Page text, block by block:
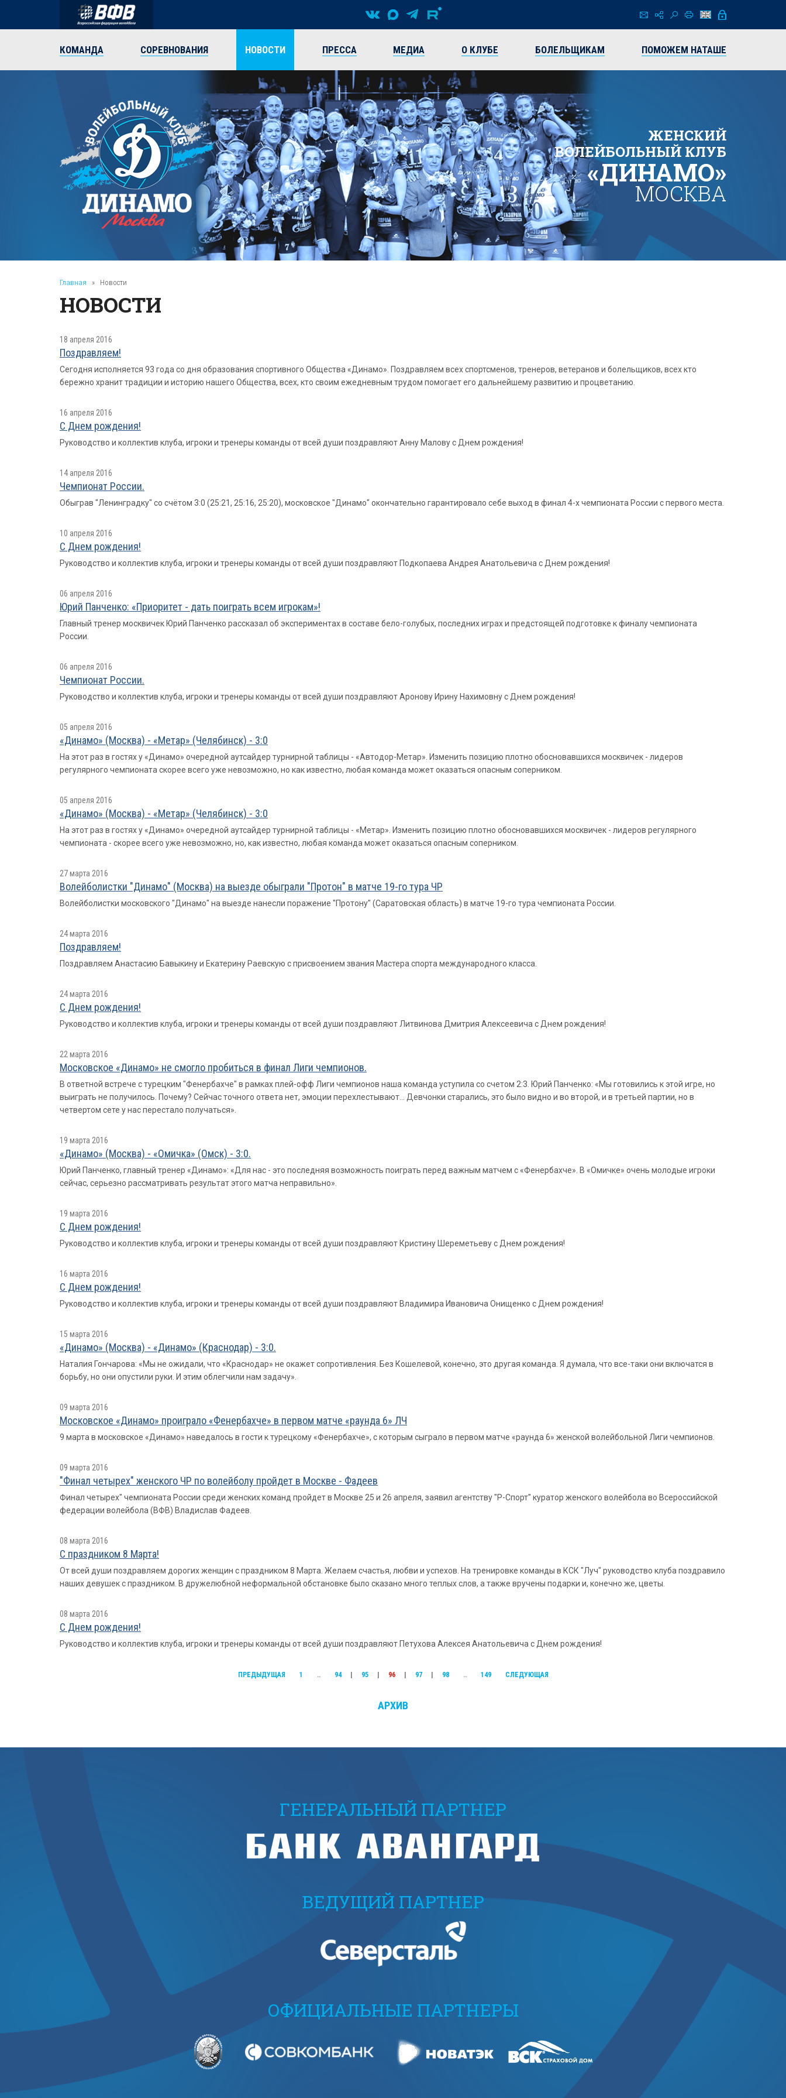
КОМАНДА СОРЕВНОВАНИЯ НОВОСТИ ПРЕССА МЕДИА О КЛУБЕ БОЛЕЛЬЩИКАМ ПОМОЖЕМ НАТАШЕ
ЖЕНСКИЙ
ВОЛЕЙБОЛЬНЫЙ КЛУБ
«ДИНАМО»
МОСКВА
Главная » Новости
НОВОСТИ
18 апреля 2016
Поздравляем!
Сегодня исполняется 93 года со дня образования спортивного Общества «Динамо». Поздравляем всех спортсменов, тренеров, ветеранов и болельщиков, всех кто
бережно хранит традиции и историю нашего Общества, всех, кто своим ежедневным трудом помогает его дальнейшему развитию и процветанию.
16 апреля 2016
С Днем рождения!
Руководство и коллектив клуба, игроки и тренеры команды от всей души поздравляют Анну Малову с Днем рождения!
14 апреля 2016
Чемпионат России.
Обыграв "Ленинградку" со счётом 3:0 (25:21, 25:16, 25:20), московское "Динамо" окончательно гарантировало себе выход в финал 4-х чемпионата России с первого места.
10 апреля 2016
С Днем рождения!
Руководство и коллектив клуба, игроки и тренеры команды от всей души поздравляют Подкопаева Андрея Анатольевича с Днем рождения!
06 апреля 2016
Юрий Панченко: «Приоритет - дать поиграть всем игрокам»!
Главный тренер москвичек Юрий Панченко рассказал об экспериментах в составе бело-голубых, последних играх и предстоящей подготовке к финалу чемпионата
России.
06 апреля 2016
Чемпионат России.
Руководство и коллектив клуба, игроки и тренеры команды от всей души поздравляют Аронову Ирину Нахимовну с Днем рождения!
05 апреля 2016
«Динамо» (Москва) - «Метар» (Челябинск) - 3:0
На этот раз в гостях у «Динамо» очередной аутсайдер турнирной таблицы - «Автодор-Метар». Изменить позицию плотно обосновавшихся москвичек - лидеров
регулярного чемпионата скорее всего уже невозможно, но как известно, любая команда может оказаться опасным соперником.
05 апреля 2016
«Динамо» (Москва) - «Метар» (Челябинск) - 3:0
На этот раз в гостях у «Динамо» очередной аутсайдер турнирной таблицы - «Метар». Изменить позицию плотно обосновавшихся москвичек - лидеров регулярного
чемпионата - скорее всего уже невозможно, но, как известно, любая команда может оказаться опасным соперником.
27 марта 2016
Волейболистки "Динамо" (Москва) на выезде обыграли "Протон" в матче 19-го тура ЧР
Волейболистки московского "Динамо" на выезде нанесли поражение "Протону" (Саратовская область) в матче 19-го тура чемпионата России.
24 марта 2016
Поздравляем!
Поздравляем Анастасию Бавыкину и Екатерину Раевскую с присвоением звания Мастера спорта международного класса.
24 марта 2016
С Днем рождения!
Руководство и коллектив клуба, игроки и тренеры команды от всей души поздравляют Литвинова Дмитрия Алексеевича с Днем рождения!
22 марта 2016
Московское «Динамо» не смогло пробиться в финал Лиги чемпионов.
В ответной встрече с турецким "Фенербахче" в рамках плей-офф Лиги чемпионов наша команда уступила со счетом 2:3. Юрий Панченко: «Мы готовились к этой игре, но
выиграть не получилось. Почему? Сейчас точного ответа нет, эмоции перехлестывают... Девчонки старались, это было видно и во второй, и в третьей партии, но в
четвертом сете у нас перестало получаться».
19 марта 2016
«Динамо» (Москва) - «Омичка» (Омск) - 3:0.
Юрий Панченко, главный тренер «Динамо»: «Для нас - это последняя возможность поиграть перед важным матчем с «Фенербахче». В «Омичке» очень молодые игроки
сейчас, серьезно рассматривать результат этого матча неправильно».
19 марта 2016
С Днем рождения!
Руководство и коллектив клуба, игроки и тренеры команды от всей души поздравляют Кристину Шереметьеву с Днем рождения!
16 марта 2016
С Днем рождения!
Руководство и коллектив клуба, игроки и тренеры команды от всей души поздравляют Владимира Ивановича Онищенко с Днем рождения!
15 марта 2016
«Динамо» (Москва) - «Динамо» (Краснодар) - 3:0.
Наталия Гончарова: «Мы не ожидали, что «Краснодар» не окажет сопротивления. Без Кошелевой, конечно, это другая команда. Я думала, что все-таки они включатся в
борьбу, но они опустили руки. И этим облегчили нам задачу».
09 марта 2016
Московское «Динамо» проиграло «Фенербахче» в первом матче «раунда 6» ЛЧ
9 марта в московское «Динамо» наведалось в гости к турецкому «Фенербахче», с которым сыграло в первом матче «раунда 6» женской волейбольной Лиги чемпионов.
09 марта 2016
"Финал четырех" женского ЧР по волейболу пройдет в Москве - Фадеев
Финал четырех" чемпионата России среди женских команд пройдет в Москве 25 и 26 апреля, заявил агентству "Р-Спорт" куратор женского волейбола во Всероссийской
федерации волейбола (ВФВ) Владислав Фадеев.
08 марта 2016
С праздником 8 Марта!
От всей души поздравляем дорогих женщин с праздником 8 Марта. Желаем счастья, любви и успехов. На тренировке команды в КСК "Луч" руководство клуба поздравило
наших девушек с праздником. В дружелюбной неформальной обстановке было сказано много теплых слов, а также вручены подарки и, конечно же, цветы.
08 марта 2016
С Днем рождения!
Руководство и коллектив клуба, игроки и тренеры команды от всей души поздравляют Петухова Алексея Анатольевича с Днем рождения!
ПРЕДЫДУЩАЯ 1 .. 94 95 96 97 98 .. 149 СЛЕДУЮЩАЯ
АРХИВ
ГЕНЕРАЛЬНЫЙ ПАРТНЕР
ВЕДУЩИЙ ПАРТНЕР
ОФИЦИАЛЬНЫЕ ПАРТНЕРЫ